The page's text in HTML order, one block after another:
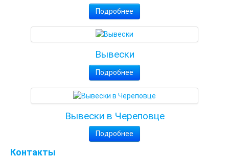
Подробнее
Вывески
Подробнее
Вывески в Череповце
Подробнее
Контакты